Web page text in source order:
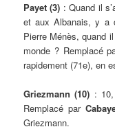
Payet (3) : Quand il
et aux Albanais, y a
Pierre Ménès, quand
monde ? Remplacé
rapidement (71e), en
Griezmann (10) :
Remplacé par
Griezmann.